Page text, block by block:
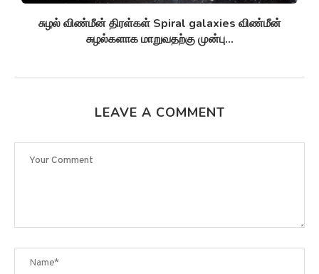
சுழல் விண்மீன் திரள்கள் Spiral galaxies விண்மீன்
சுழல்களாக மாறுவதற்கு முன்பு...
LEAVE A COMMENT